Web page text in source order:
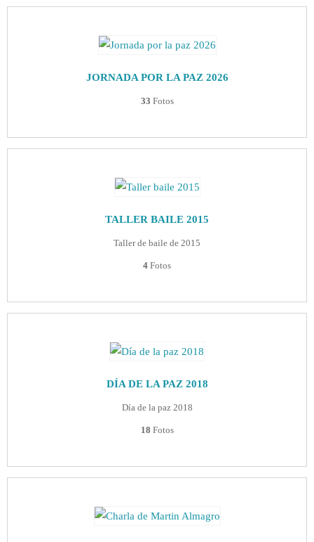
JORNADA POR LA PAZ 2026
33 Fotos
TALLER BAILE 2015
Taller de baile de 2015
4 Fotos
DÍA DE LA PAZ 2018
Día de la paz 2018
18 Fotos